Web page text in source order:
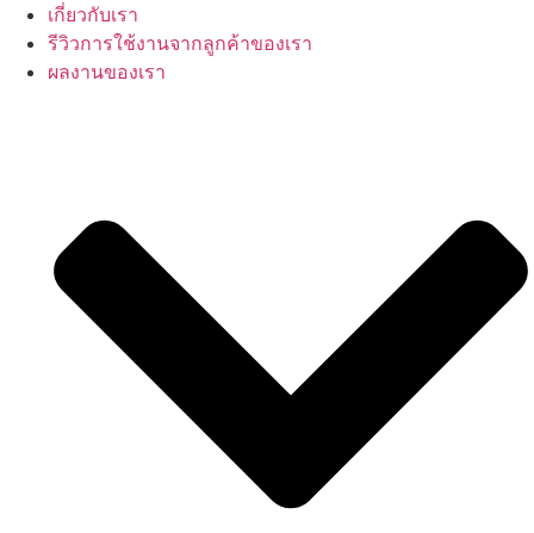
เกี่ยวกับเรา
รีวิวการใช้งานจากลูกค้าของเรา
ผลงานของเรา